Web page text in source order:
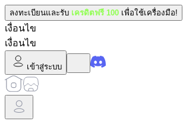
ลงทะเบียนและรับ เครดิตฟรี 100 เพื่อใช้เครื่องมือ!
เงื่อนไข
เงื่อนไข
เข้าสู่ระบบ